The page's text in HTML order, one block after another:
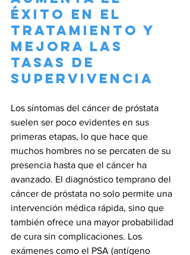
Éxito en el
Tratamiento y
Mejora las
Tasas de
Supervivencia
Los síntomas del cáncer de próstata
suelen ser poco evidentes en sus
primeras etapas, lo que hace que
muchos hombres no se percaten de su
presencia hasta que el cáncer ha
avanzado. El diagnóstico temprano del
cáncer de próstata no solo permite una
intervención médica rápida, sino que
también ofrece una mayor probabilidad
de cura sin complicaciones. Los
exámenes como el PSA (antígeno